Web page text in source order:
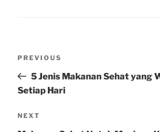
Previous
Post
PREVIOUS
5 Jenis Makanan Sehat yang
Setiap Hari
Next
NEXT